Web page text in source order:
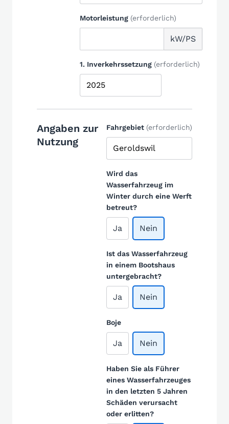
Motorleistung (erforderlich)
kW/PS
1. Inverkehrssetzung (erforderlich)
Angaben zur
Nutzung
Fahrgebiet (erforderlich)
Wird das
Wasserfahrzeug im
Winter durch eine Werft
betreut?
Ja Nein
Ist das Wasserfahrzeug
in einem Bootshaus
untergebracht?
Ja Nein
Boje
Ja Nein
Haben Sie als Führer
eines Wasserfahrzeuges
in den letzten 5 Jahren
Schäden verursacht
oder erlitten?